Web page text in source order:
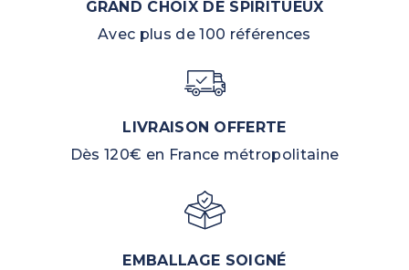
GRAND CHOIX DE SPIRITUEUX
Avec plus de 100 références
LIVRAISON OFFERTE
Dès 120€ en France métropolitaine
EMBALLAGE SOIGNÉ